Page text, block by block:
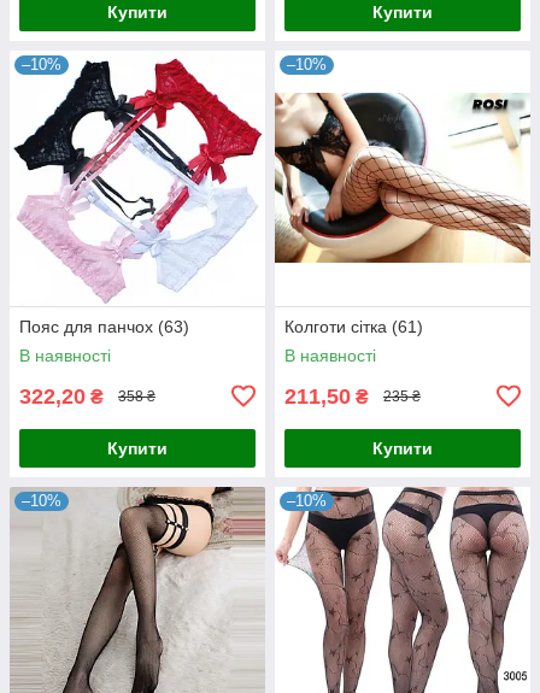
Купити Купити
–10%
Пояс для панчох (63)
В наявності
322,20 ₴ 358 ₴
Купити
–10%
Колготи сітка (61)
В наявності
211,50 ₴ 235 ₴
Купити
–10% –10%